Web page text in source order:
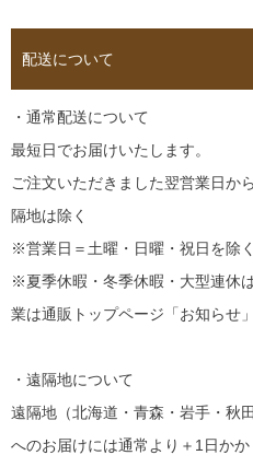
配送について
・通常配送について
最短日でお届けいたします。
ご注文いただきました翌営業日
隔地は除く
※営業日＝土曜・日曜・祝日を除
※夏季休暇・冬季休暇・大型連休
業は通販トップページ「お知らせ
・遠隔地について
遠隔地（北海道・青森・岩手・秋
へのお届けには通常より＋1日かか